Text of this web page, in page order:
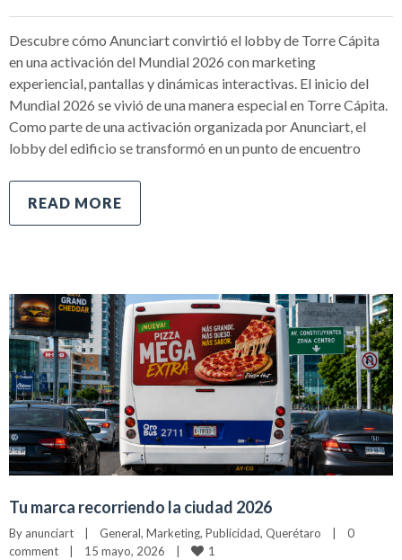
Descubre cómo Anunciart convirtió el lobby de Torre Cápita
en una activación del Mundial 2026 con marketing
experiencial, pantallas y dinámicas interactivas. El inicio del
Mundial 2026 se vivió de una manera especial en Torre Cápita.
Como parte de una activación organizada por Anunciart, el
lobby del edificio se transformó en un punto de encuentro
READ MORE
Tu marca recorriendo la ciudad 2026
By anunciart General, Marketing, Publicidad, Querétaro
0
comment
15 mayo, 2026 1